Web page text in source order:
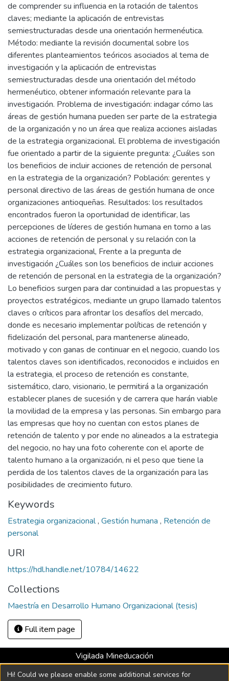
de comprender su influencia en la rotación de talentos
claves; mediante la aplicación de entrevistas
semiestructuradas desde una orientación hermenéutica.
Método: mediante la revisión documental sobre los
diferentes planteamientos teóricos asociados al tema de
investigación y la aplicación de entrevistas
semiestructuradas desde una orientación del método
hermenéutico, obtener información relevante para la
investigación. Problema de investigación: indagar cómo las
áreas de gestión humana pueden ser parte de la estrategia
de la organización y no un área que realiza acciones aisladas
de la estrategia organizacional. El problema de investigación
fue orientado a partir de la siguiente pregunta: ¿Cuáles son
los beneficios de incluir acciones de retención de personal
en la estrategia de la organización? Población: gerentes y
personal directivo de las áreas de gestión humana de once
organizaciones antioqueñas. Resultados: los resultados
encontrados fueron la oportunidad de identificar, las
percepciones de líderes de gestión humana en torno a las
acciones de retención de personal y su relación con la
estrategia organizacional, Frente a la pregunta de
investigación ¿Cuáles son los beneficios de incluir acciones
de retención de personal en la estrategia de la organización?
Lo beneficios surgen para dar continuidad a las propuestas y
proyectos estratégicos, mediante un grupo llamado talentos
claves o críticos para afrontar los desafíos del mercado,
donde es necesario implementar políticas de retención y
fidelización del personal, para mantenerse alineado,
motivado y con ganas de continuar en el negocio, cuando los
talentos claves son identificados, reconocidos e incluidos en
la estrategia, el proceso de retención es constante,
sistemático, claro, visionario, le permitirá a la organización
establecer planes de sucesión y de carrera que harán viable
la movilidad de la empresa y las personas. Sin embargo para
las empresas que hoy no cuentan con estos planes de
retención de talento y por ende no alineados a la estrategia
del negocio, no hay una foto coherente con el aporte de
talento humano a la organización, ni el peso que tiene la
perdida de los talentos claves de la organización para las
posibilidades de crecimiento futuro.
Keywords
Estrategia organizacional, Gestión humana , Retención de
personal
URI
https://hdl.handle.net/10784/14622
Collections
Maestría en Desarrollo Humano Organizacional (tesis)
Full item page
Vigilada Mineducación
Universidad con Acreditación Institucional hasta 2026 -
Hi! Could we please enable some additional services for